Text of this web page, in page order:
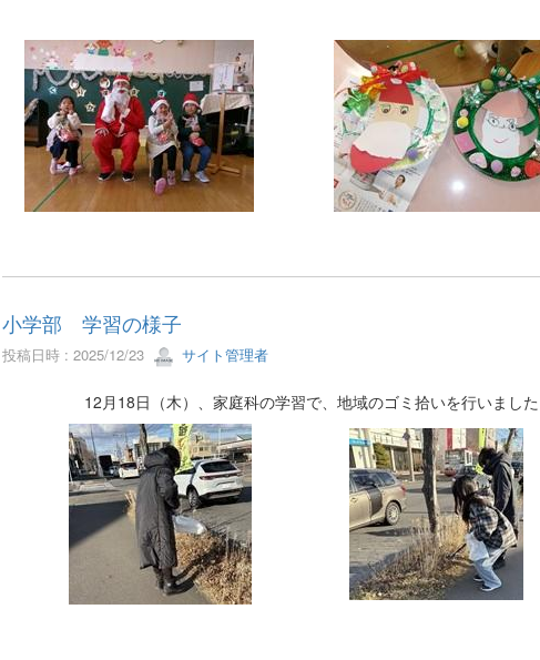
小学部 学習の様子
投稿日時 : 2025/12/23 サイト管理者
12月18日（木）、家庭科の学習で、地域のゴミ拾いを行いました